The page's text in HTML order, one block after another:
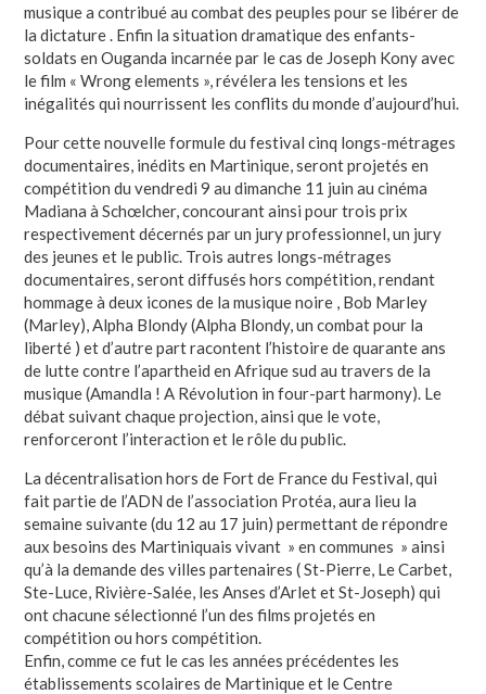
musique a contribué au combat des peuples pour se libérer de
la dictature . Enfin la situation dramatique des enfants-
soldats en Ouganda incarnée par le cas de Joseph Kony avec
le film « Wrong elements », révélera les tensions et les
inégalités qui nourrissent les conflits du monde d’aujourd’hui.
Pour cette nouvelle formule du festival cinq longs-métrages
documentaires, inédits en Martinique, seront projetés en
compétition du vendredi 9 au dimanche 11 juin au cinéma
Madiana à Schœlcher, concourant ainsi pour trois prix
respectivement décernés par un jury professionnel, un jury
des jeunes et le public. Trois autres longs-métrages
documentaires, seront diffusés hors compétition, rendant
hommage à deux icones de la musique noire , Bob Marley
(Marley), Alpha Blondy (Alpha Blondy, un combat pour la
liberté ) et d’autre part racontent l’histoire de quarante ans
de lutte contre l’apartheid en Afrique sud au travers de la
musique (Amandla ! A Révolution in four-part harmony). Le
débat suivant chaque projection, ainsi que le vote,
renforceront l’interaction et le rôle du public.
La décentralisation hors de Fort de France du Festival, qui
fait partie de l’ADN de l’association Protéa, aura lieu la
semaine suivante (du 12 au 17 juin) permettant de répondre
aux besoins des Martiniquais vivant » en communes » ainsi
qu’à la demande des villes partenaires ( St-Pierre, Le Carbet,
Ste-Luce, Rivière-Salée, les Anses d’Arlet et St-Joseph) qui
ont chacune sélectionné l’un des films projetés en
compétition ou hors compétition.
Enfin, comme ce fut le cas les années précédentes les
établissements scolaires de Martinique et le Centre